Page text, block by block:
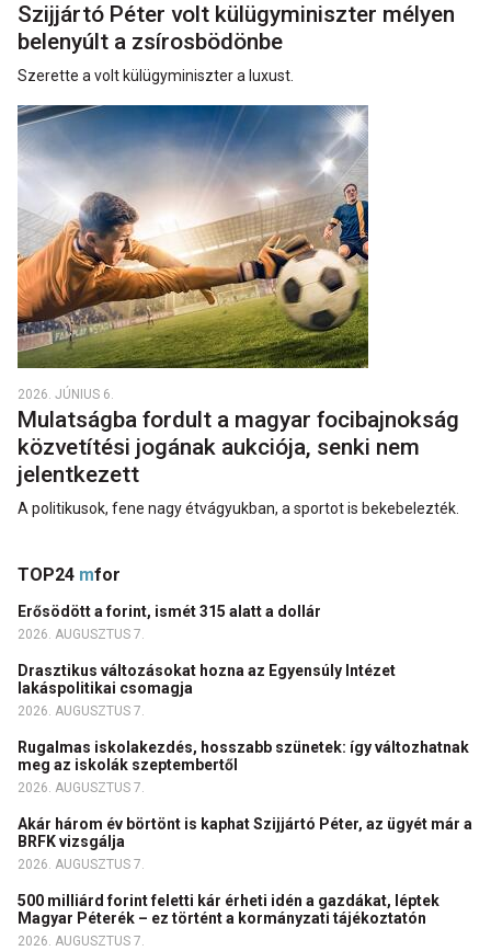
Szijjártó Péter volt külügyminiszter mélyen
belenyúlt a zsírosbödönbe
Szerette a volt külügyminiszter a luxust.
2026. JÚNIUS 6.
Mulatságba fordult a magyar focibajnokság
közvetítési jogának aukciója, senki nem
jelentkezett
A politikusok, fene nagy étvágyukban, a sportot is bekebelezték.
TOP24 mfor
Erősödött a forint, ismét 315 alatt a dollár
2026. AUGUSZTUS 7.
Drasztikus változásokat hozna az Egyensúly Intézet
lakáspolitikai csomagja
2026. AUGUSZTUS 7.
Rugalmas iskolakezdés, hosszabb szünetek: így változhatnak
meg az iskolák szeptembertől
2026. AUGUSZTUS 7.
Akár három év börtönt is kaphat Szijjártó Péter, az ügyét már a
BRFK vizsgálja
2026. AUGUSZTUS 7.
500 milliárd forint feletti kár érheti idén a gazdákat, léptek
Magyar Péterék – ez történt a kormányzati tájékoztatón
2026. AUGUSZTUS 7.